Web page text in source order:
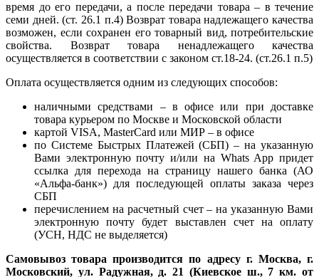
время до его передачи, а после передачи товара – в течение
семи дней. (ст. 26.1 п.4) Возврат товара надлежащего качества
возможен, если сохранен его товарный вид, потребительские
свойства. Возврат товара ненадлежащего качества
осуществляется в соответствии с законом ст.18-24. (ст.26.1 п.5)
Оплата осуществляется одним из следующих способов:
наличными средствами – в офисе или при доставке
товара курьером по Москве и Московской области
картой VISA, MasterCard или МИР – в офисе
по Системе Быстрых Платежей (СБП) – на указанную
Вами электронную почту и/или на Whats App придет
ссылка для перехода на страницу нашего банка (АО
«Альфа-банк») для последующей оплаты заказа через
СБП
перечислением на расчетный счет – на указанную Вами
электронную почту будет выставлен счет на оплату
(УСН, НДС не выделяется)
Самовывоз товара производится по адресу г. Москва, г.
Московский, ул. Радужная, д. 21 (Киевское ш., 7 км. от